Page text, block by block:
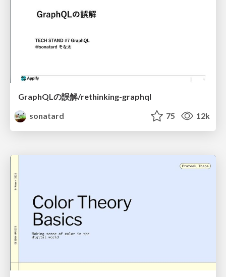
GraphQLの誤解/rethinking-graphql
sonatard
75 12k